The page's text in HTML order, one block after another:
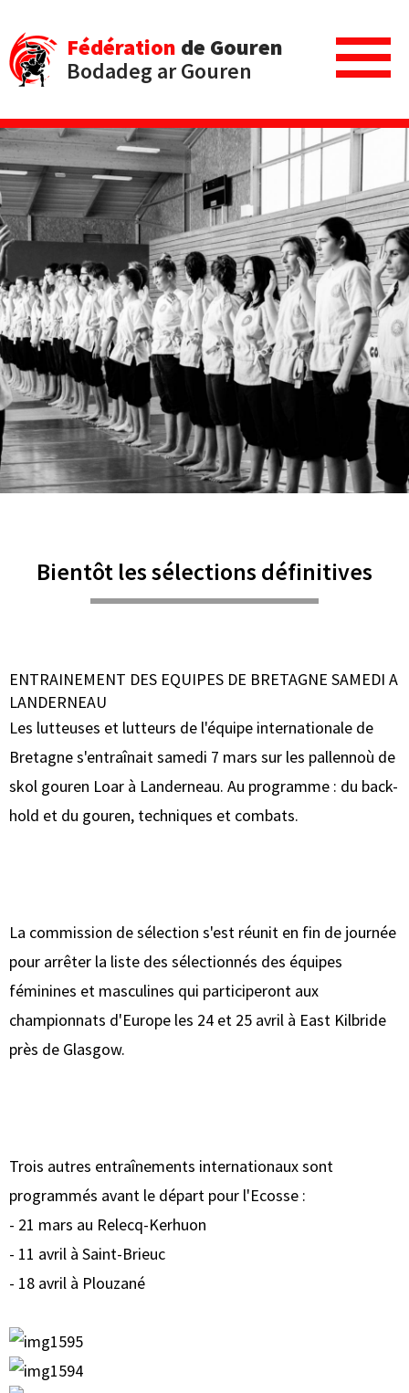
Fédération de Gouren
Bodadeg ar Gouren
Bientôt les sélections définitives
ENTRAINEMENT DES EQUIPES DE BRETAGNE SAMEDI A
LANDERNEAU
Les lutteuses et lutteurs de l'équipe internationale de
Bretagne s'entraînait samedi 7 mars sur les pallennoù de
skol gouren Loar à Landerneau. Au programme : du back-
hold et du gouren, techniques et combats.
La commission de sélection s'est réunit en fin de journée
pour arrêter la liste des sélectionnés des équipes
féminines et masculines qui participeront aux
championnats d'Europe les 24 et 25 avril à East Kilbride
près de Glasgow.
Trois autres entraînements internationaux sont
programmés avant le départ pour l'Ecosse :
- 21 mars au Relecq-Kerhuon
- 11 avril à Saint-Brieuc
- 18 avril à Plouzané